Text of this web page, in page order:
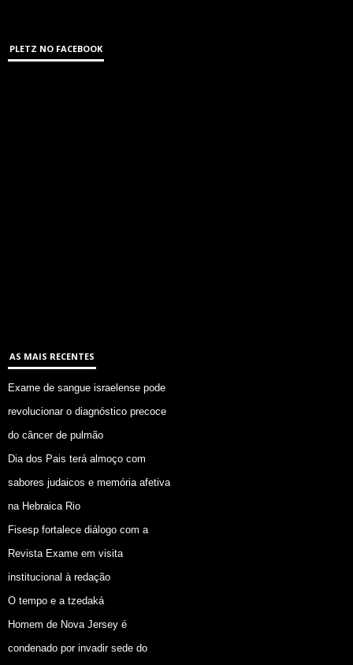
PLETZ NO FACEBOOK
AS MAIS RECENTES
Exame de sangue israelense pode
revolucionar o diagnóstico precoce
do câncer de pulmão
Dia dos Pais terá almoço com
sabores judaicos e memória afetiva
na Hebraica Rio
Fisesp fortalece diálogo com a
Revista Exame em visita
institucional à redação
O tempo e a tzedaká
Homem de Nova Jersey é
condenado por invadir sede do